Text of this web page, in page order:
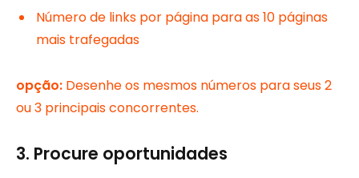
Número de links por página para as 10 páginas
mais trafegadas
opção: Desenhe os mesmos números para seus 2
ou 3 principais concorrentes.
3. Procure oportunidades